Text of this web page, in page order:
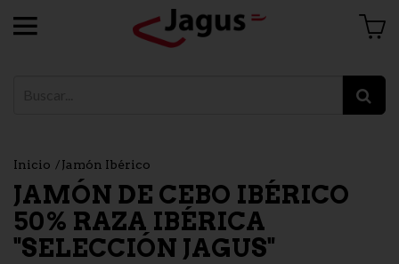
Inicio Jamón Ibérico
JAMÓN DE CEBO IBÉRICO
50% RAZA IBÉRICA
"SELECCIÓN JAGUS" ​